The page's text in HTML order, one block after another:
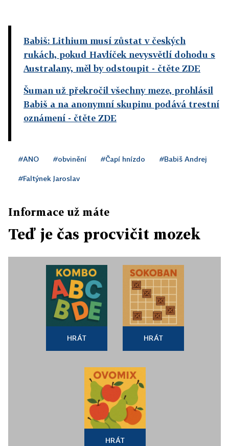
Babiš: Lithium musí zůstat v českých
rukách, pokud Havlíček nevysvětlí dohodu s
Australany, měl by odstoupit - čtěte ZDE
Šuman už překročil všechny meze, prohlásil
Babiš a na anonymní skupinu podává trestní
oznámení - čtěte ZDE
#ANO #obvinění #Čapí hnízdo #Babiš Andrej
#Faltýnek Jaroslav
Informace už máte
Teď je čas procvičit mozek
HRÁT HRÁT
HRÁT